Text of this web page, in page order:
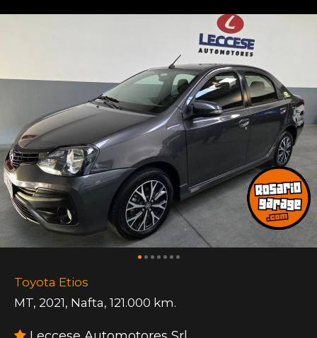
Toyota Etios
MT, 2021, Nafta, 121.000 km.